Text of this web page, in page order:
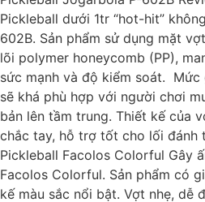
Pickleball dưới 1tr “hot-hit”
602B. Sản phẩm sử dụng mặt
lõi polymer honeycomb (PP),
sức mạnh và độ kiểm soát.
sẽ khá phù hợp với người chơi
bản lên tầm trung. Thiết kế của
chắc tay, hỗ trợ tốt cho lối đánh
Pickleball Facolos Colorful Gây
Facolos Colorful. Sản phẩm có
kế màu sắc nổi bật. Vợt nhẹ, dễ